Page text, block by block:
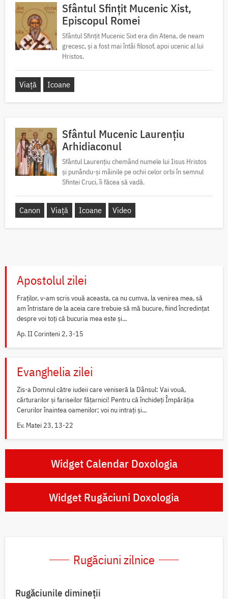
Sfântul Sfințit Mucenic Xist,
Episcopul Romei
Sfântul Sfințit Mucenic Sixt era din Atena, de neam
grecesc, și a fost mai întâi filosof, apoi ucenic al lui
Hristos.
Viață Icoane
Sfântul Mucenic Laurențiu
Arhidiaconul
Sfântul Laurențiu chemând numele lui Iisus Hristos
și punându-și mâinile pe ochii celor orbi în semnul
Sfintei Cruci, îi făcea să vadă.
Canon Viață Icoane Video
Apostolul zilei
Fraților, v-am scris vouă aceasta, ca nu cumva, la venirea mea, să
am întristare de la aceia care trebuie să mă bucure, fiind încredințat
despre voi toți că bucuria mea este și...
Ap. II Corinteni 2, 3-15
Evanghelia zilei
Zis-a Domnul către iudeii care veniseră la Dânsul: Vai vouă,
cărturarilor și fariseilor fățarnici! Pentru că închideți Împărăția
Cerurilor înaintea oamenilor; voi nu intrați și...
Ev. Matei 23, 13-22
Widget Calendar Doxologia
Widget Rugăciuni Doxologia
Rugăciuni zilnice
Rugăciunile dimineții